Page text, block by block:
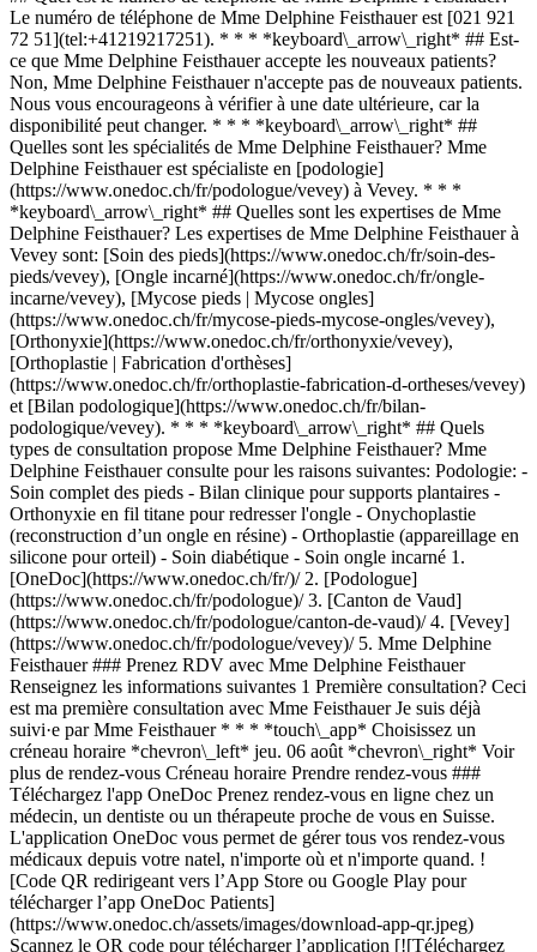
1. [OneDoc](https://www.onedoc.ch/fr/)/ 2. [Podologue](https://www.onedoc.ch/fr/podologue)/ 3. [Canton de Vaud](https://www.onedoc.ch/fr/podologue/canton-de-vaud)/ 4. [Vevey](https://www.onedoc.ch/fr/podologue/vevey)/ 5. Mme Delphine Feisthauer ### Prenez RDV avec Mme Delphine Feisthauer Renseignez les informations suivantes 1 Première consultation? Ceci est ma première consultation avec Mme Feisthauer Je suis déjà suivi·e par Mme Feisthauer * * * *touch\_app* Choisissez un créneau horaire *chevron\_left* jeu. 06 août *chevron\_right* Voir plus de rendez-vous Créneau horaire Prendre rendez-vous ### Téléchargez l'app OneDoc Prenez rendez-vous en ligne chez un médecin, un dentiste ou un thérapeute proche de vous en Suisse. L'application OneDoc vous permet de gérer tous vos rendez-vous médicaux depuis votre natel, n'importe où et n'importe quand. ![Code QR redirigeant vers l’App Store ou Google Play pour télécharger l’app OneDoc Patients](https://www.onedoc.ch/assets/images/download-app-qr.jpeg) Scannez le QR code pour télécharger l’application [![Téléchargez notre application sur l'App Store!](https://www.onedoc.ch/assets/images/app-store-badge-fr.svg)](https://apps.apple.com/ch/app/onedoc/id1592376413?l=fr)[![Téléchargez notre application sur le Google Play Store!](https://www.onedoc.ch/assets/images/google-play-badge-fr.png)](https://play.google.com/store/apps/details?id=ch.onedoc.patient&hl=fr-CH) *keyboard\_arrow\_right* ## Spécialités associées [Podologue à Lausanne](https://www.onedoc.ch/fr/podologue/lausanne)[Podologue à Nyon](https://www.onedoc.ch/fr/podologue/nyon)[Podologue à Morges](https://www.onedoc.ch/fr/podologue/morges)[Podologue à Givrins](https://www.onedoc.ch/fr/podologue/givrins)[Podologue à Vevey](https://www.onedoc.ch/fr/podologue/vevey)[Podologue à Gimel](https://www.onedoc.ch/fr/podologue/gimel)[Podologue à Bussigny](https://www.onedoc.ch/fr/podologue/bussigny)[Podologue à Givisiez](https://www.onedoc.ch/fr/podologue/givisiez)[Podologue à Châtel-Saint-Denis](https://www.onedoc.ch/fr/podologue/chatel-saint-denis)[Podologue à Lutry](https://www.onedoc.ch/fr/podologue/lutry)[Podologue à Saxon](https://www.onedoc.ch/fr/podologue/saxon)[Podologue à Cheseaux-sur-Lausanne](https://www.onedoc.ch/fr/podologue/cheseaux-sur-lausanne)[Podologue à Crissier](https://www.onedoc.ch/fr/podologue/crissier)[Podologue à Aubonne](https://www.onedoc.ch/fr/podologue/aubonne)[Podologue à Savigny](https://www.onedoc.ch/fr/podologue/savigny)[Podologue à Tolochenaz](https://www.onedoc.ch/fr/podologue/tolochenaz)[Podologue à Vallorbe](https://www.onedoc.ch/fr/podologue/vallorbe)[Podologue à Saint-Légier-La Chiésaz](https://www.onedoc.ch/fr/podologue/saint-legier-la-chiesaz)[Podologue à Saint-Prex](https://www.onedoc.ch/fr/podologue/saint-prex)[Podologue à Yverdon-les-Bains](https://www.onedoc.ch/fr/podologue/yverdon-les-bains)[Podologue à Yvonand](https://www.onedoc.ch/fr/podologue/yvonand) *keyboard\_arrow\_right* ## Expertises associées [Soin des pieds à Lausanne](https://www.onedoc.ch/fr/soin-des-pieds/lausanne)[Soin des pieds à Nyon](https://www.onedoc.ch/fr/soin-des-pieds/nyon)[Soin des pieds à Givrins](https://www.onedoc.ch/fr/soin-des-pieds/givrins)[Soin des pieds à Bussigny](https://www.onedoc.ch/fr/soin-des-pieds/bussigny)[Soin des pieds à Vevey](https://www.onedoc.ch/fr/soin-des-pieds/vevey)[Soin des pieds à Cheseaux-sur-Lausanne](https://www.onedoc.ch/fr/soin-des-pieds/cheseaux-sur-lausanne)[Soin des pieds à Saxon](https://www.onedoc.ch/fr/soin-des-pieds/saxon)[Soin des pieds à Morges](https://www.onedoc.ch/fr/soin-des-pieds/morges)[Soin des pieds à Dompierre VD](https://www.onedoc.ch/fr/soin-des-pieds/dompierre?state=VD)[Soin des pieds à Gimel](https://www.onedoc.ch/fr/soin-des-pieds/gimel)[Soin des pieds à Lutry](https://www.onedoc.ch/fr/soin-des-pieds/lutry)[Soin des pieds à Orbe](https://www.onedoc.ch/fr/soin-des-pieds/orbe)[Soin des pieds à Payerne](https://www.onedoc.ch/fr/soin-des-pieds/payerne)[Soin des pieds à Pully](https://www.onedoc.ch/fr/soin-des-pieds/pully)[Soin des pieds à Rolle](https://www.onedoc.ch/fr/soin-des-pieds/rolle)[Soin des pieds à Saint-Légier-La Chiésaz](https://www.onedoc.ch/fr/soin-des-pieds/saint-legier-la-chiesaz)[Soin des pieds à Savigny](https://www.onedoc.ch/fr/soin-des-pieds/savigny)[Soin des pieds à Vallorbe](https://www.onedoc.ch/fr/soin-des-pieds/vallorbe)[Soin des pieds à Yverdon-les-Bains](https://www.onedoc.ch/fr/soin-des-pieds/yverdon-les-bains)[Soin des pieds à Collombey](https://www.onedoc.ch/fr/soin-des-pieds/collombey)[Soin des pieds à Monthey](https://www.onedoc.ch/fr/soin-des-pieds/monthey) *keyboard\_arrow\_right* ## Recherches fréquentes [Physiothérapeute à Lausanne](https://www.onedoc.ch/fr/physiotherapeute/lausanne)[Psychologue à Lausanne](https://www.onedoc.ch/fr/psychologue/lausanne)[Masseur classique à Lausanne](https://www.onedoc.ch/fr/masseur-classique/lausanne)[Ostéopathe à Lausanne](https://www.onedoc.ch/fr/osteopathe/lausanne)[Médecin généraliste à Lausanne](https://www.onedoc.ch/fr/medecin-generaliste/lausanne)[Thérapeute en drainage lymphatique à Lausanne](https://www.onedoc.ch/fr/therapeute-en-drainage-lymphatique/lausanne)[Réflexologue à Lausanne](https://www.onedoc.ch/fr/reflexologue/lausanne)[Médecin-dentiste à Lausanne](https://www.onedoc.ch/fr/medecin-dentiste/lausanne)[Ophtalmologue à Lausanne](https://www.onedoc.ch/fr/ophtalmologue/lausanne)[Acupuncteur à Lausanne](https://www.onedoc.ch/fr/acupuncteur/lausanne)[Masseur thérapeutique à Lausanne](https://www.onedoc.ch/fr/masseur-therapeutique/lausanne)[Thérapeute en hypnose à Lausanne](https://www.onedoc.ch/fr/therapeute-en-hypnose/lausanne)[Thérapeute en nutrition MCO à Lausanne](https://www.onedoc.ch/fr/therapeute-en-nutrition-mco/lausanne)[Ostéopathe à Fribourg](https://www.onedoc.ch/fr/osteopathe/fribourg)[Physiothérapeute du sport à Lausanne](https://www.onedoc.ch/fr/physiotherapeute-du-sport/lausanne)[Gynécologue obstétricien à Lausanne](https://www.onedoc.ch/fr/gynecologue-obstetricien/lausanne)[Naturopathe MCO/TEN à Lausanne](https://www.onedoc.ch/fr/naturopathe-mco-ten/lausanne)[Masseur classique à Nyon](https://www.onedoc.ch/fr/masseur-classique/nyon)[Ostéopathe à Vevey](https://www.onedoc.ch/fr/osteopathe/vevey)[Psychologue à Nyon](https://www.onedoc.ch/fr/psychologue/nyon)[Psychothérapeute à Lausanne](https://www.onedoc.ch/fr/psychotherapeute/lausanne) *keyboard\_arrow\_right* ## Annuaire des professionnels de santé suisses [Liste des praticiens](https://www.onedoc.ch/fr/annuaire) [A](https://www.onedoc.ch/fr/annuaire/A) [B](https://www.onedoc.ch/fr/annuaire/B) [C](https://www.onedoc.ch/fr/annuaire/C) [D](https://www.onedoc.ch/fr/annuaire/D) [E](https://www.onedoc.ch/fr/annuaire/E) [F](https://www.onedoc.ch/fr/annuaire/F) [G](https://www.onedoc.ch/fr/annuaire/G) [H](https://www.onedoc.ch/fr/annuaire/H) [I](https://www.onedoc.ch/fr/annuaire/I) [J](https://www.onedoc.ch/fr/annuaire/J) [K](https://www.onedoc.ch/fr/annuaire/K) [L](https://www.onedoc.ch/fr/annuaire/L) [M](https://www.onedoc.ch/fr/annuaire/M) [N](https://www.onedoc.ch/fr/annuaire/N) [O](https://www.onedoc.ch/fr/annuaire/O) [P](https://www.onedoc.ch/fr/annuaire/P) [Q](https://www.onedoc.ch/fr/annuaire/Q) [R](https://www.onedoc.ch/fr/annuaire/R) [S](https://www.onedoc.ch/fr/annuaire/S) [T](https://www.onedoc.ch/fr/annuaire/T) [U](https://www.onedoc.ch/fr/annuaire/U) [V](https://www.onedoc.ch/fr/annuaire/V) [W](https://www.onedoc.ch/fr/annuaire/W) [X](https://www.onedoc.ch/fr/annuaire/X) [Y](https://www.onedoc.ch/fr/annuaire/Y) [Z](https://www.onedoc.ch/fr/annuaire/Z) ## OneDoc [Pour les professionnels de santé](https://info.onedoc.ch/fr/) [À propos de nous](https://info.onedoc.ch/fr/raison-d-etre/) [Presse](https://info.onedoc.ch/fr/presse/) [Carrières](https://career.onedoc.ch/fr) [Centre de confidentialité](https://privacy.onedoc.ch/fr/) [Gestion des cookies](javascript:Didomi.preferences.show%28%29) [Centre d'aide](https://help.onedoc.ch/fr/) ## Langues [Deutsch](https://www.onedoc.ch/de/podologin/vevey/pcm1h/delphine-feisthauer) [Français](https://www.onedoc.ch/fr/podologue/vevey/pcm1h/delphine-feisthauer) [Italiano](https://www.onedoc.ch/it/podologa/vevey/pcm1h/delphine-feisthauer) [English](https://www.onedoc.ch/en/podiatrist/vevey/pcm1h/delphine-feisthauer) ## Spécialités associées [Podologue à Lausanne](https://www.onedoc.ch/fr/podologue/lausanne) [Podologue à Nyon](https://www.onedoc.ch/fr/podologue/nyon) [Podologue à Morges](https://www.onedoc.ch/fr/podologue/morges) [Podologue à Givrins](https://www.onedoc.ch/fr/podologue/givrins) [Podologue à Vevey](https://www.onedoc.ch/fr/podologue/vevey) [Podologue à Gimel](https://www.onedoc.ch/fr/podologue/gimel) [Podologue à Bussigny](https://www.onedoc.ch/fr/podologue/bussigny) [Podologue à Givisiez](https://www.onedoc.ch/fr/podologue/givisiez) [Podologue à Châtel-Saint-Denis](https://www.onedoc.ch/fr/podologue/chatel-saint-denis) [Podologue à Lutry](https://www.onedoc.ch/fr/podologue/lutry) [Podologue à Saxon](https://www.onedoc.ch/fr/podologue/saxon) [Podologue à Cheseaux-sur-Lausanne](https://www.onedoc.ch/fr/podologue/cheseaux-sur-lausanne) [Podologue à Crissier](https://www.onedoc.ch/fr/podologue/crissier) [Podologue à Aubonne](https://www.onedoc.ch/fr/podologue/aubonne) [Podologue à Savigny](https://www.onedoc.ch/fr/podologue/savigny) [Podologue à Tolochenaz](https://www.onedoc.ch/fr/podologue/tolochenaz) [Podologue à Vallorbe](https://www.onedoc.ch/fr/podologue/vallorbe) [Podologue à Saint-Légier-La Chiésaz](https://www.onedoc.ch/fr/podologue/saint-legier-la-chiesaz) [Podologue à Saint-Prex](https://www.onedoc.ch/fr/podologue/saint-prex) [Podologue à Yverdon-les-Bains](https://www.onedoc.ch/fr/podologue/yverdon-les-bains) [Podologue à Yvonand](https://www.onedoc.ch/fr/podologue/yvonand) ## Expertises associées [Soin des pieds à Lausanne](https://www.onedoc.ch/